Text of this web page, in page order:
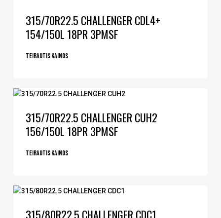
315/70R22.5 CHALLENGER CDL4+
154/150L 18PR 3PMSF
Teirautis kainos
315/70R22.5 CHALLENGER CUH2
156/150L 18PR 3PMSF
Teirautis kainos
315/80R22.5 CHALLENGER CDC1